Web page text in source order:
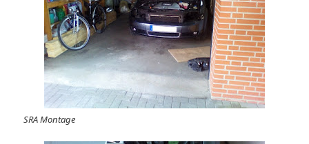
SRA Montage